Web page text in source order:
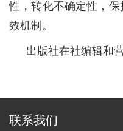
性，转化不确定性，
效机制。
出版社在社编辑和
联系我们